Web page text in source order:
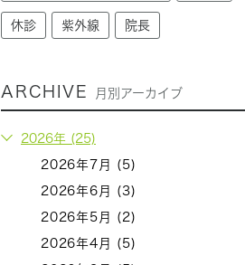
休診 紫外線 院長
ARCHIVE 月別アーカイブ
2026年 (25)
2026年7月 (5)
2026年6月 (3)
2026年5月 (2)
2026年4月 (5)